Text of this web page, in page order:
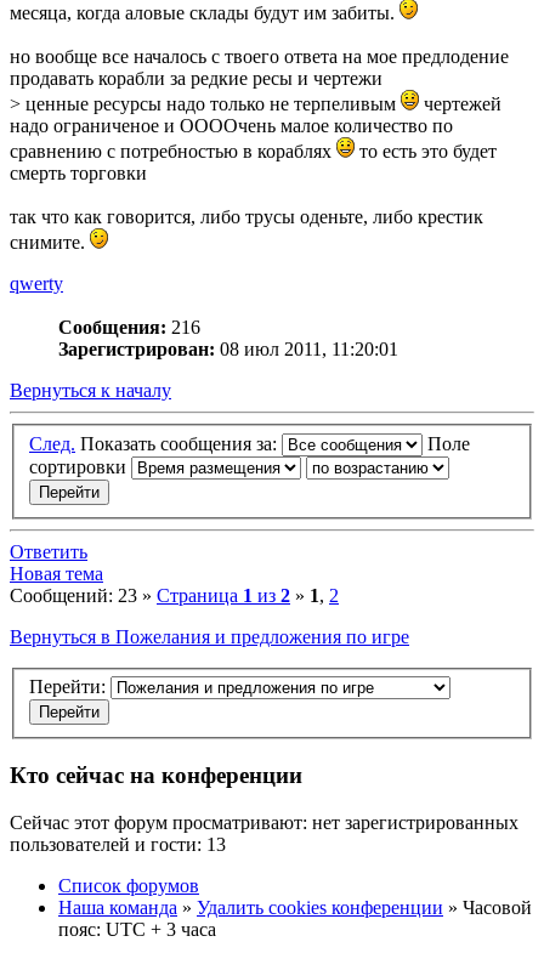
месяца, когда аловые склады будут им забиты.
но вообще все началось с твоего ответа на мое предлодение
продавать корабли за редкие ресы и чертежи
> ценные ресурсы надо только не терпеливым
чертежей
надо ограниченое и ООООчень малое количество по
сравнению с потребностью в кораблях
то есть это будет
смерть торговки
так что как говорится, либо трусы оденьте, либо крестик
снимите.
qwerty
Сообщения: 216
Зарегистрирован: 08 июл 2011, 11:20:01
Вернуться к началу
След. Показать сообщения за:
Поле
сортировки
Ответить
Новая тема
Сообщений: 23 » Страница 1 из 2 » 1, 2
Вернуться в Пожелания и предложения по игре
Перейти:
Кто сейчас на конференции
Сейчас этот форум просматривают: нет зарегистрированных
пользователей и гости: 13
Список форумов
Наша команда » Удалить cookies конференции » Часовой
пояс: UTC + 3 часа